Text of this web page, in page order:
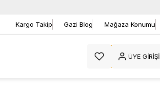
Kargo Takip Gazi Blog Mağaza Konumu
ÜYE GIRIŞI